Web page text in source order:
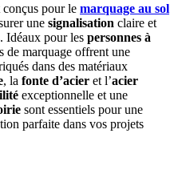
conçus pour le marquage au sol
une signalisation claire et
. Idéaux pour les personnes à
de marquage offrent une
dans des matériaux
, la fonte d’acier et l’acier
exceptionnelle et une
sont essentiels pour une
parfaite dans vos projets